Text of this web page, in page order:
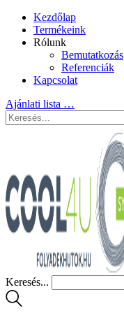
Kezdőlap
Termékeink
Rólunk
Bemutatkozás
Referenciák
Kapcsolat
Ajánlati lista …
Keresés...